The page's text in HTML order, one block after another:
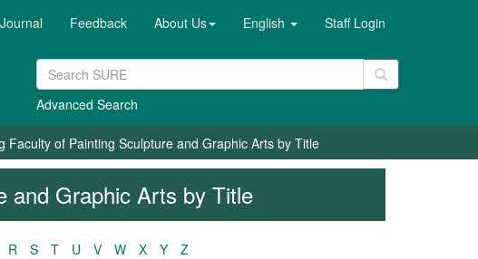
Feedback About Us English Staff Login
Advanced Search
Faculty of Painting Sculpture and Graphic Arts by Title
and Graphic Arts by Title
R S T U V W X Y
Z